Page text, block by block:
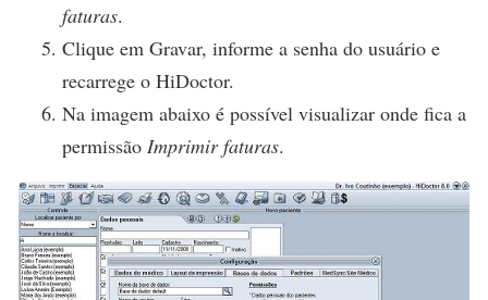
faturas.
Clique em Gravar, informe a senha do usuário e
recarrege o HiDoctor.
Na imagem abaixo é possível visualizar onde fica a
permissão Imprimir faturas.